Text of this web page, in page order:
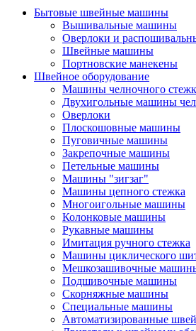
Бытовые швейные машины
Вышивальные машины
Оверлоки и
Швейные машины
Портновские манекены
Швейное оборудование
Машины челночного
Двухигольные машины
Оверлоки
Плоскошовные машины
Пуговичные машины
Закрепочные машины
Петельные машины
Машины "зигзаг"
Машины цепного стежка
Многоигольные машины
Колонковые машины
Рукавные машины
Имитация ручного стежка
Машины циклического
Мешкозашивочные
Подшивочные машины
Скорняжные машины
Специальные машины
Автоматизированные